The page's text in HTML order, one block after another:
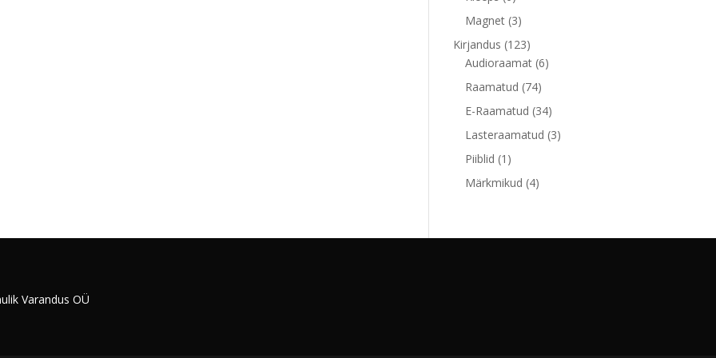
toodet
Magnet 33
toodet
Kirjandus 123123
toodet
Audioraamat 66
Raamatud 7474
toodet
E-Raamatud 3434
toodet
Lasteraamatud 33
Piiblid 1 1
toode
Märkmikud 44
Varandus OÜ